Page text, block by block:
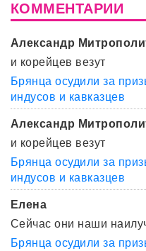
КОММЕНТАРИИ
Александр
и корейцев везут
Брянца осудили за
индусов и кавказцев
Александр
и корейцев везут
Брянца осудили за
индусов и кавказцев
Елена
Сейчас они наши
Брянца осудили за